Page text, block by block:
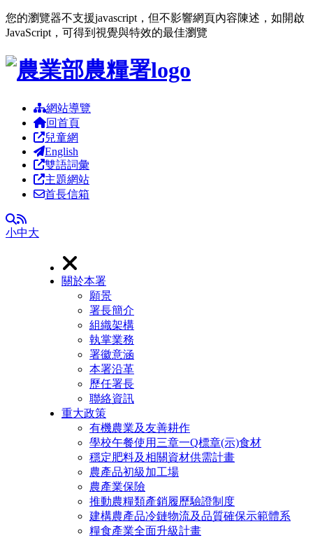
您的瀏覽器不支援javascript，但不影響網頁內容陳述，如開啟
JavaScript，可得到視覺與特效的最佳瀏覽
跳到主要內容區塊
網站導覽
回首頁
兒童網
English
雙語詞彙
主題網站
首長信箱
全文檢索
RSS
小中大
關於本署
願景
署長簡介
組織架構
執掌業務
署徽意涵
本署沿革
歷任署長
聯絡資訊
重大政策
有機農業及友善耕作
學校午餐使用三章一Q標章(示)食材
穩定肥料及相關資材供需計畫
農產品初級加工場
農產業保險
推動農糧類產銷履歷驗證制度
建構農產品冷鏈物流及品質確保示範體系
糧食產業全面升級計畫